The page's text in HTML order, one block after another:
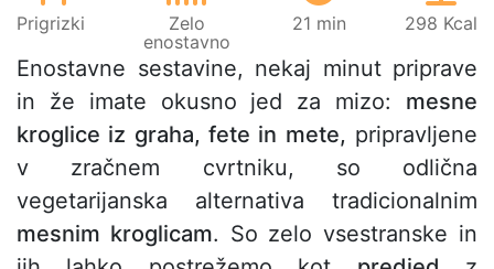
Prigrizki
Zelo
enostavno
21 min 298 Kcal
Enostavne sestavine, nekaj minut priprave
in že imate okusno jed za mizo: mesne
kroglice iz graha, fete in mete, pripravljene
v zračnem cvrtniku, so odlična
vegetarijanska alternativa tradicionalnim
mesnim kroglicam. So zelo vsestranske in